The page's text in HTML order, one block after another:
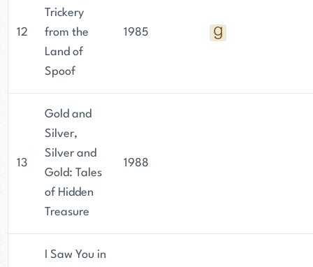
12
Trickery
from the
Land of
Spoof
1985
13
Gold and
Silver,
Silver and
Gold: Tales
of Hidden
Treasure
1988
I Saw You in